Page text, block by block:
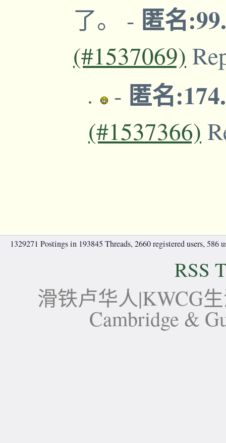
了。 - 匿名
(#1537069)
- 匿名
(#1537366)
1329271 Postings in 193845 Threads, 2660 registered users, 586
RSS
滑铁卢华人|KWCG
Cambridge &